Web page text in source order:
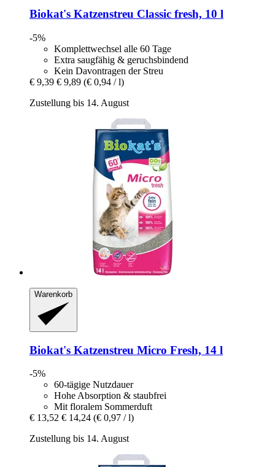
Biokat's Katzenstreu Classic fresh, 10 l
-5%
Komplettwechsel alle 60 Tage
Extra saugfähig & geruchsbindend
Kein Davontragen der Streu
€ 9,39 € 9,89 (€ 0,94 / l)
Zustellung bis 14. August
Warenkorb
Biokat's Katzenstreu Micro Fresh, 14 l
-5%
60-tägige Nutzdauer
Hohe Absorption & staubfrei
Mit floralem Sommerduft
€ 13,52 € 14,24 (€ 0,97 / l)
Zustellung bis 14. August